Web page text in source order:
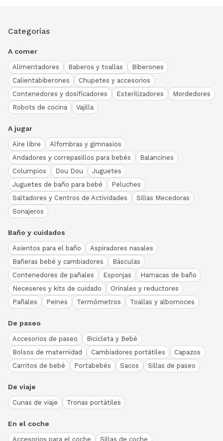
Categorías
A comer
Alimentadores Baberos y toallas
Biberones
Calientabiberones
Chupetes y accesorios
Contenedores y dosificadores
Esterilizadores
Mordedores
Robots de cocina
Vajilla
A jugar
Aire libre
Alfombras y gimnasios
Andadores y correpasillos para bebés
Balancines
Columpios
Dou Dou
Juguetes
Juguetes de baño para bebé
Peluches
Saltadores y Centros de Actividades
Sillas Mecedoras
Sonajeros
Baño y cuidados
Asientos para el baño
Aspiradores nasales
Bañeras bebé y cambiadores
Básculas
Contenedores de pañales
Esponjas
Hamacas de baño
Neceseres y kits de cuidado
Orinales y reductores
Pañales
Peines Termómetros Toallas y albornoces
De paseo
Accesorios de paseo
Bicicleta y Bebé
Bolsos de maternidad
Cambiadores portátiles
Capazos
Carritos de bebé
Portabebés Sacos Sillas de paseo
De viaje
Cunas de viaje Tronas portátiles
En el coche
Accesorios para el coche Sillas de coche